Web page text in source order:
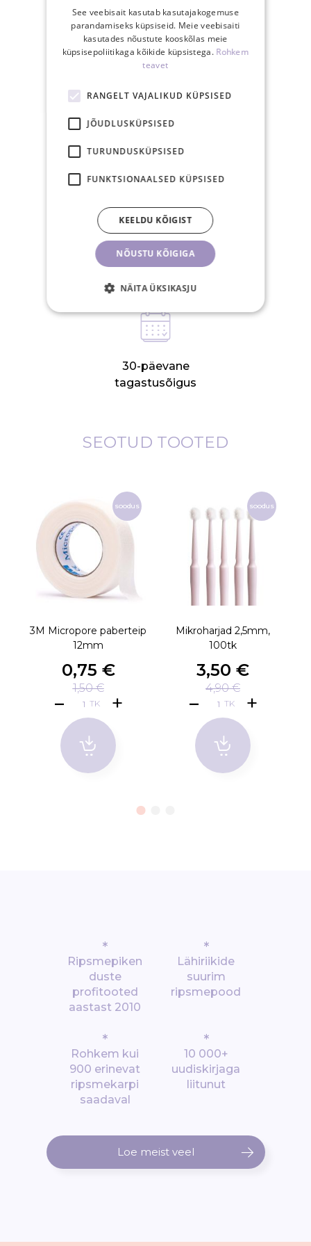
SINU EELISED
Eestis üle 40€
tellimusele
15.00-ks tasutud
tellimus posti samal
30-päevane
tagastusõigus
SEOTUD TOOTED
soodus
3M Micropore paberteip
12mm
0,75 €
1,50 €
TK
soodus
Mikroharjad 2,5mm,
100tk
3,50 €
4,90 €
TK
*
Ripsmepiken
duste
profitooted
aastast 2010
*
Lähiriikide
suurim
ripsmepood
*
Rohkem kui
900 erinevat
ripsmekarpi
saadaval
*
10 000+
uudiskirjaga
liitunut
Loe meist veel
See veebisait kasutab kasutajakogemuse
parandamiseks küpsiseid. Meie veebisaiti
kasutades nõustute kooskõlas meie
küpsisepoliitikaga kõikide küpsistega. Rohkem
teavet
RANGELT VAJALIKUD KÜPSISED
JÕUDLUSKÜPSISED
TURUNDUSKÜPSISED
FUNKTSIONAALSED KÜPSISED
NÕUSTU KÕIGIGA
KEELDU KÕIGIST
NÄITA ÜKSIKASJU